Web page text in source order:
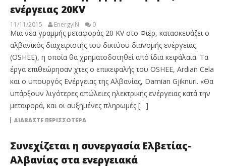
ενέργειας 20KV
11/11/2015 EnergyIN 0
Μια νέα γραμμής μεταφοράς 20 KV στο Φιέρ, κατασκευάζει ο
αλβανικός διαχειριστής του δικτύου διανομής ενέργειας
(OSHEE), η οποία θα χρηματοδοτηθεί από ίδια κεφάλαια. Τα
έργα επιθεώρησαν χτες ο επικεφαλής του OSHEE, Ardian Cela
και ο υπουργός Ενέργειας της Αλβανίας, Damian Gjiknuri. «Θα
υπάρξουν λιγότερες απώλειες ηλεκτρικής ενέργειας κατά την
μεταφορά, και οι αυξημένες πληρωμές […]
ΔΙΑΒΆΣΤΕ ΠΕΡΙΣΣΌΤΕΡΑ
Συνεχίζεται η συνεργασία Ελβετίας-
Αλβανίας στα ενεργειακά